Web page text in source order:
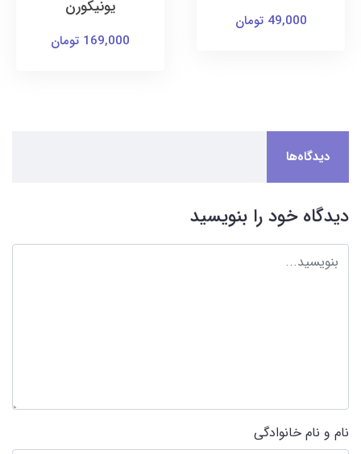
49,000 تومان
یونیکورن
169,000 تومان
دیدگاه‌ها
دیدگاه خود را بنویسید
نام و نام خانوادگی